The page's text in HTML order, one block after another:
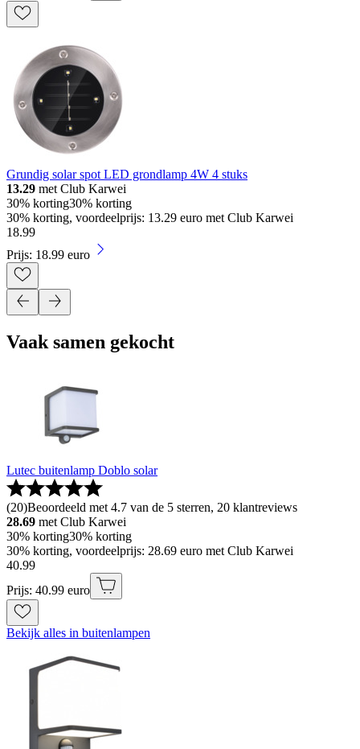
Grundig solar spot LED grondlamp 4W 4 stuks
13.29 met Club Karwei
30% korting30% korting
30% korting, voordeelprijs: 13.29 euro met Club Karwei
18.99
Prijs: 18.99 euro
Vaak samen gekocht
Lutec buitenlamp Doblo solar
(20)Beoordeeld met 4.7 van de 5 sterren, 20 klantreviews
28.69 met Club Karwei
30% korting30% korting
30% korting, voordeelprijs: 28.69 euro met Club Karwei
40.99
Prijs: 40.99 euro
Bekijk alles in buitenlampen